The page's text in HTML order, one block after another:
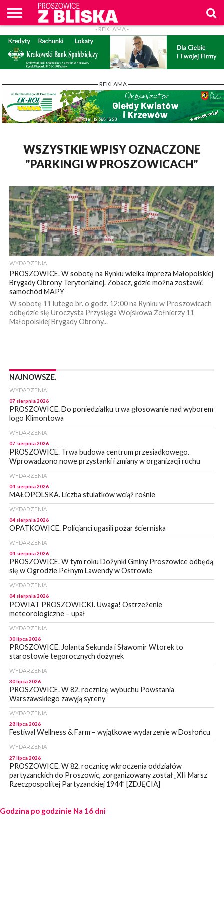
O
NAS
WIADOMOŚCI
ZAPYTAM
WPROST
CENNIK
REKLAM
PROSZOWICE
Z BLISKA
KONTAKT
- REKLAMA -
- REKLAMA -
WSZYSTKIE WPISY OZNACZONE
"PARKINGI W PROSZOWICACH"
WYDARZENIA
PROSZOWICE. W sobotę na Rynku wielka impreza Małopolskiej
Brygady Obrony Terytorialnej. Zobacz, gdzie można zostawić
samochód MAPY
W sobotę 11 lutego br. o godz. 12:00 na Rynku w Proszowicach
odbędzie się Uroczysta Przysięga Wojskowa Żołnierzy 11
Małopolskiej Brygady Obrony...
NAJNOWSZE.
WYDARZENIA
07 sierpnia 2026
PROSZOWICE. Do poniedziałku trwa głosowanie nad wyborem
logo Klimontowa
WYDARZENIA
07 sierpnia 2026
PROSZOWICE. Trwa budowa centrum przesiadkowego.
Wprowadzono nowe przystanki i zmiany w organizacji ruchu
WYDARZENIA
04 sierpnia 2026
MAŁOPOLSKA. Liczba stulatków wciąż rośnie
WYDARZENIA
04 sierpnia 2026
OPATKOWICE. Policjanci ugasili pożar ścierniska
WYDARZENIA
04 sierpnia 2026
PROSZOWICE. W tym roku Dożynki Gminy Proszowice odbędą
się w Ogrodzie Pełnym Lawendy w Ostrowie
WYDARZENIA
04 sierpnia 2026
POWIAT PROSZOWICKI. Uwaga! Ostrzeżenie
meteorologiczne – upał
WYDARZENIA
30 lipca 2026
PROSZOWICE. Jolanta Sekunda i Sławomir Wtorek to
starostowie tegorocznych dożynek
WYDARZENIA
30 lipca 2026
PROSZOWICE. W 82. rocznicę wybuchu Powstania
Warszawskiego zawyją syreny
WYDARZENIA
28 lipca 2026
Festiwal Wellness & Farm – wyjątkowe wydarzenie w Dosłońcu
WYDARZENIA
27 lipca 2026
PROSZOWICE. W 82. rocznicę wkroczenia oddziałów
partyzanckich do Proszowic, zorganizowany został „XII Marsz
Rzeczpospolitej Partyzanckiej 1944” [ZDJĘCIA]
27 lipca 2026
PROSZOWICE. Po burzy uszkodzone słupy enegeryczne.
Godzina po godzinie Na 16 dni